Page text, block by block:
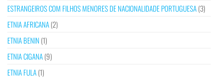
ESTRANGEIROS COM FILHOS MENORES DE NACIONALIDADE PORTUGUESA(3)
ETNIA AFRICANA(2)
ETNIA BENIN (1)
ETNIA CIGANA(9)
ETNIA FULA(1)